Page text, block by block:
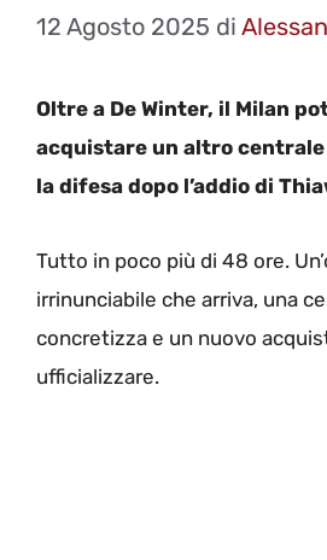
12 Agosto 2025 di
Oltre a De Winter, il Milan
acquistare un altro
la difesa dopo l’addio di
Tutto in poco più di 48 ore.
irrinunciabile che arriva, una
concretizza e un nuovo
ufficializzare.